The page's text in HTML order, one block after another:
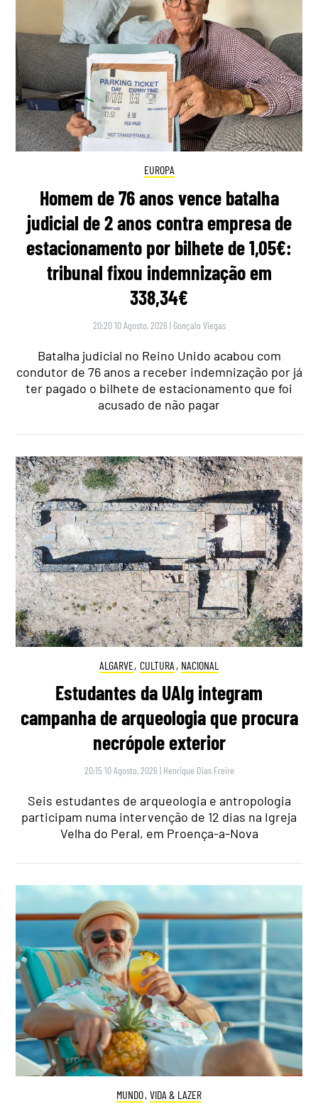
EUROPA
Homem de 76 anos vence batalha
judicial de 2 anos contra empresa de
estacionamento por bilhete de 1,05€:
tribunal fixou indemnização em
338,34€
20:20 10 Agosto, 2026 | Gonçalo Viegas
Batalha judicial no Reino Unido acabou com
condutor de 76 anos a receber indemnização por já
ter pagado o bilhete de estacionamento que foi
acusado de não pagar
ALGARVE, CULTURA , NACIONAL
Estudantes da UAlg integram
campanha de arqueologia que procura
necrópole exterior
20:15 10 Agosto, 2026 | Henrique Dias Freire
Seis estudantes de arqueologia e antropologia
participam numa intervenção de 12 dias na Igreja
Velha do Peral, em Proença-a-Nova
MUNDO, VIDA & LAZER